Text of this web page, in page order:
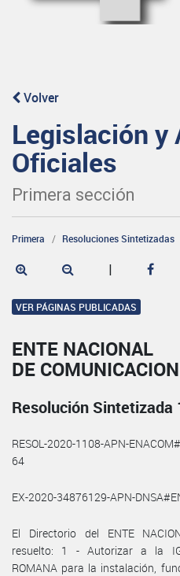
Volver
Legislación y
Oficiales
Primera sección
Primera Resoluciones Sintetizadas
|
VER PÁGINAS PUBLICADAS
ENTE NACIONAL
DE
Resolución Sintetizada
RESOL-2020-1108-APN-
64
EX-2020-34876129-APN-
El Directorio del ENTE
resuelto: 1 - Autorizar a la
ROMANA para la instalación,